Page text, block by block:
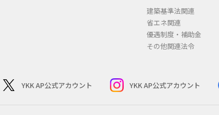
建築基準法関連
省エネ関連
優遇制度・補助金
その他関連法令
YKK AP公式アカウント YKK AP公式アカウント